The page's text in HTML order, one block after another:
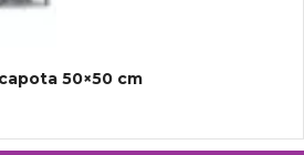
50×50 cm